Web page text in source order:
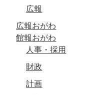
広報
広報おがわ
館報おがわ
人事・採用
財政
計画